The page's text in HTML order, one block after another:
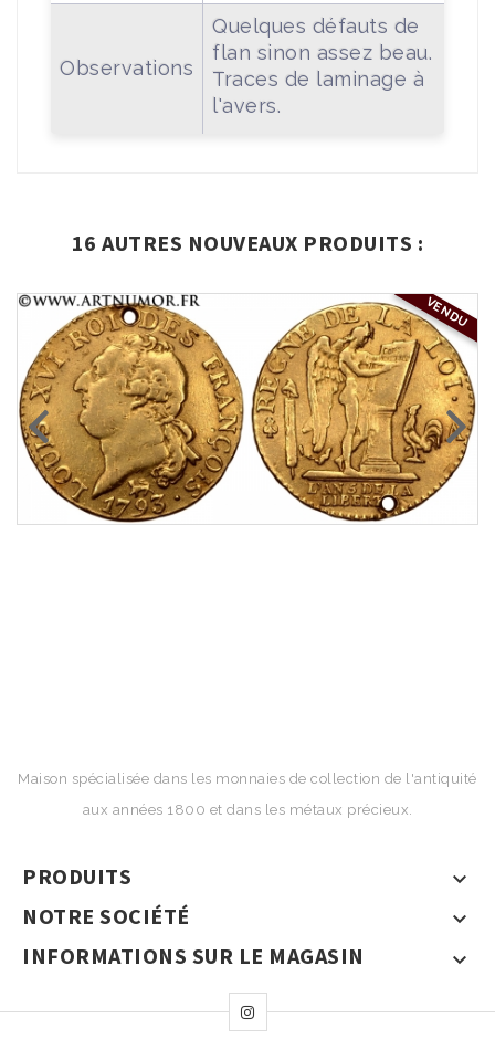
Observations
Quelques défauts de
flan sinon assez beau.
Traces de laminage à
l'avers.
16 AUTRES NOUVEAUX PRODUITS :
VENDU
Maison spécialisée dans les monnaies de collection de l'antiquité
aux années 1800 et dans les métaux précieux.
PRODUITS 
NOTRE SOCIÉTÉ 
INFORMATIONS SUR LE MAGASIN 